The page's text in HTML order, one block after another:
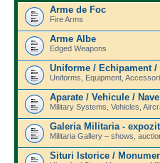
Arme de Foc
Fire Arms
Arme Albe
Edged Weapons
Uniforme / Echipament
Uniforms, Equipment,
Aparate / Vehicule /
Military Systems, Vehicles,
Galeria Militaria -
Militaria Gallery – shows,
Situri Istorice /